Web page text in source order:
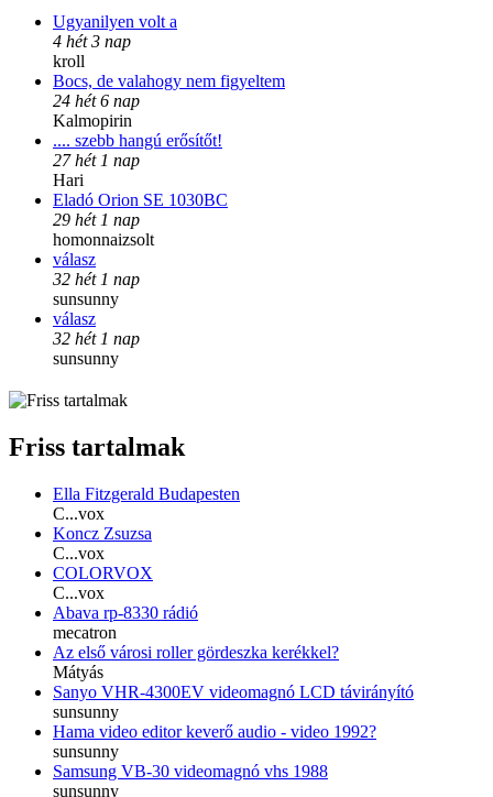
Ugyanilyen volt a
4 hét 3 nap
kroll
Bocs, de valahogy nem figyeltem
24 hét 6 nap
Kalmopirin
.... szebb hangú erősítőt!
27 hét 1 nap
Hari
Eladó Orion SE 1030BC
29 hét 1 nap
homonnaizsolt
válasz
32 hét 1 nap
sunsunny
válasz
32 hét 1 nap
sunsunny
Friss tartalmak
Ella Fitzgerald Budapesten
C...vox
Koncz Zsuzsa
C...vox
COLORVOX
C...vox
Abava rp-8330 rádió
mecatron
Az első városi roller gördeszka kerékkel?
Mátyás
Sanyo VHR-4300EV videomagnó LCD távirányító
sunsunny
Hama video editor keverő audio - video 1992?
sunsunny
Samsung VB-30 videomagnó vhs 1988
sunsunny